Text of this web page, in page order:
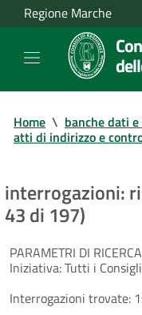
Regione Marche
Home \ banche dati
atti di indirizzo e
interrogazioni:
43 di 197)
PARAMETRI DI
Iniziativa:Tutti i
Interrogazioni trovate: